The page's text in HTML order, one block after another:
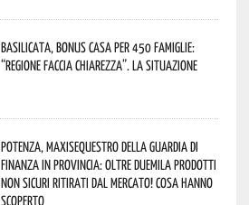
Basilicata, Bonus casa per 450 famiglie:
“Regione faccia chiarezza”. La situazione
Potenza, maxisequestro della Guardia di
Finanza in provincia: oltre duemila prodotti
non sicuri ritirati dal mercato! Cosa hanno
scoperto